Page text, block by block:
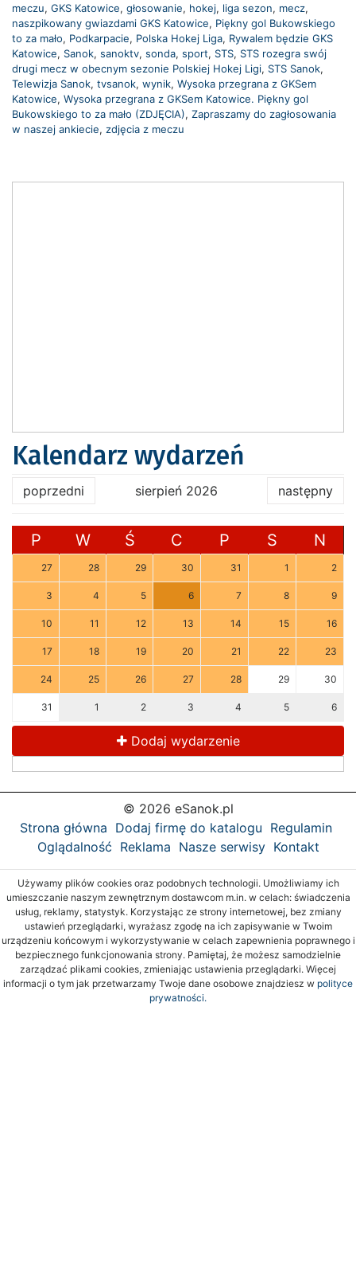
meczu, GKS Katowice, głosowanie, hokej, liga sezon, mecz,
naszpikowany gwiazdami GKS Katowice, Piękny gol Bukowskiego
to za mało, Podkarpacie, Polska Hokej Liga, Rywalem będzie GKS
Katowice, Sanok, sanoktv, sonda, sport, STS, STS rozegra swój
drugi mecz w obecnym sezonie Polskiej Hokej Ligi, STS Sanok,
Telewizja Sanok, tvsanok, wynik, Wysoka przegrana z GKSem
Katowice, Wysoka przegrana z GKSem Katowice. Piękny gol
Bukowskiego to za mało (ZDJĘCIA), Zapraszamy do zagłosowania
w naszej ankiecie, zdjęcia z meczu
Kalendarz wydarzeń
poprzedni sierpień 2026 następny
P W Ś C P S N
27 28 29 30 31 1 2
3 4 5 6 7 8 9
10 11 12 13 14 15 16
17 18 19 20 21 22 23
24 25 26 27 28 29 30
31 1 2 3 4 5 6
Dodaj wydarzenie
© 2026 eSanok.pl
Strona główna Dodaj firmę do katalogu Regulamin
Oglądalność Reklama Nasze serwisy Kontakt
Używamy plików cookies oraz podobnych technologii. Umożliwiamy ich
umieszczanie naszym zewnętrznym dostawcom m.in. w celach: świadczenia
usług, reklamy, statystyk. Korzystając ze strony internetowej, bez zmiany
ustawień przeglądarki, wyrażasz zgodę na ich zapisywanie w Twoim
urządzeniu końcowym i wykorzystywanie w celach zapewnienia poprawnego i
bezpiecznego funkcjonowania strony. Pamiętaj, że możesz samodzielnie
zarządzać plikami cookies, zmieniając ustawienia przeglądarki. Więcej
informacji o tym jak przetwarzamy Twoje dane osobowe znajdziesz w polityce
prywatności.